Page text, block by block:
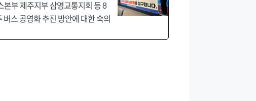
본부 제주지부 삼영교통지회 등 8
스 공영화 추진 방안에 대한 숙의